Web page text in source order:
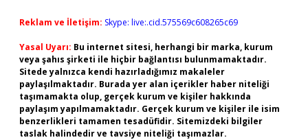
Reklam ve İletişim: Skype: live:.cid.575569c608265c69
Yasal Uyarı: Bu internet sitesi, herhangi bir marka, kurum
veya şahıs şirketi ile hiçbir bağlantısı bulunmamaktadır.
Sitede yalnızca kendi hazırladığımız makaleler
paylaşılmaktadır. Burada yer alan içerikler haber niteliği
taşımamakta olup, gerçek kurum ve kişiler hakkında
paylaşım yapılmamaktadır. Gerçek kurum ve kişiler ile isim
benzerlikleri tamamen tesadüfidir. Sitemizdeki bilgiler
taslak halindedir ve tavsiye niteliği taşımazlar.